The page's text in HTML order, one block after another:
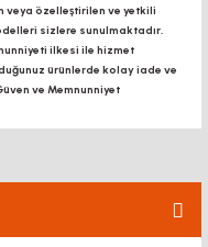
veya özelleştirilen ve yetkili
sizlere sunulmaktadır.
ilkesi ile hizmet
ürünlerde kolay iade ve
ve Memnunniyet